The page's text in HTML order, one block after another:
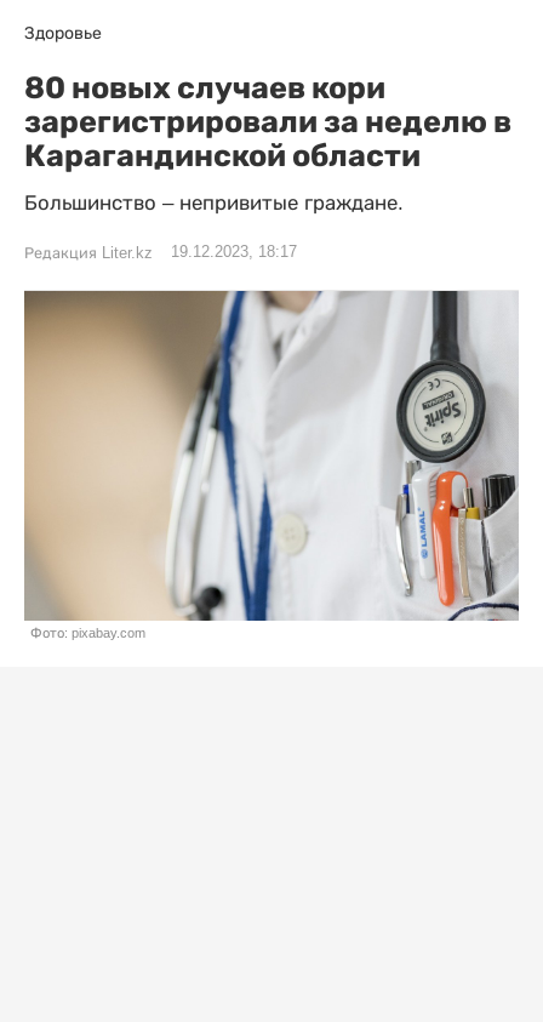
Здоровье
80 новых случаев кори
зарегистрировали за неделю в
Карагандинской области
Большинство – непривитые граждане.
Редакция Liter.kz 19.12.2023, 18:17
Фото: pixabay.com